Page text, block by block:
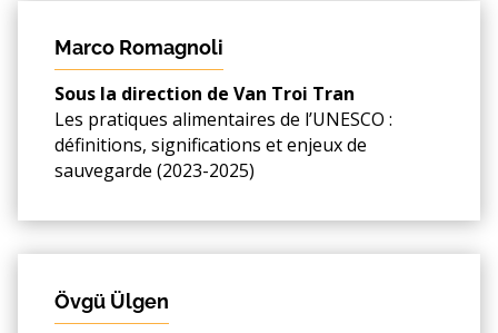
Marco Romagnoli
Sous la direction de Van Troi Tran
Les pratiques alimentaires de l’UNESCO :
définitions, significations et enjeux de
sauvegarde (2023-2025)
Övgü Ülgen